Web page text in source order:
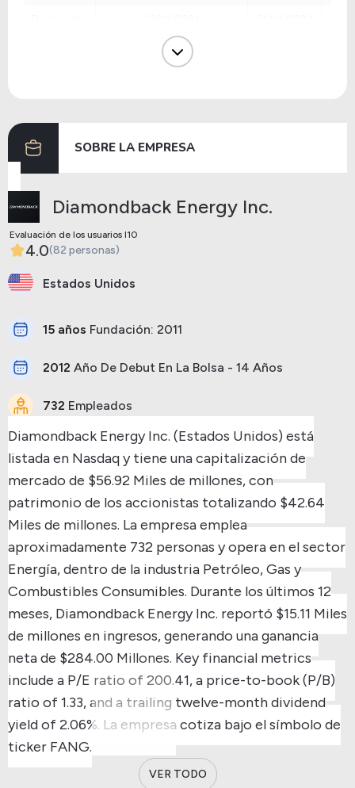
14/08/2024
SOBRE LA EMPRESA
Diamondback Energy Inc.
Evaluación de los usuarios I10
4.0(82 personas)
Estados Unidos
15 años Fundación: 2011
2012 Año De Debut En La Bolsa - 14 Años
732 Empleados
Diamondback Energy Inc. (Estados Unidos) está
listada en Nasdaq y tiene una capitalización de
mercado de $56.92 Miles de millones, con
patrimonio de los accionistas totalizando $42.64
Miles de millones. La empresa emplea
aproximadamente 732 personas y opera en el sector
Energía, dentro de la industria Petróleo, Gas y
Combustibles Consumibles. Durante los últimos 12
meses, Diamondback Energy Inc. reportó $15.11 Miles
de millones en ingresos, generando una ganancia
neta de $284.00 Millones. Key financial metrics
include a P/E ratio of 200.41, a price-to-book (P/B)
ratio of 1.33, and a trailing twelve-month dividend
yield of 2.06%. La empresa cotiza bajo el símbolo de
ticker FANG.
VER TODO